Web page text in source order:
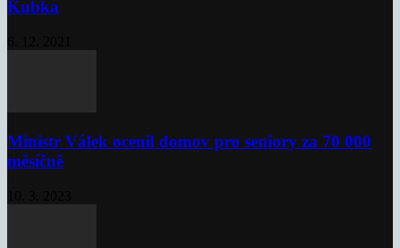
Kubka
Ministr Válek ocenil domov pro seniory za 70 000
měsíčně